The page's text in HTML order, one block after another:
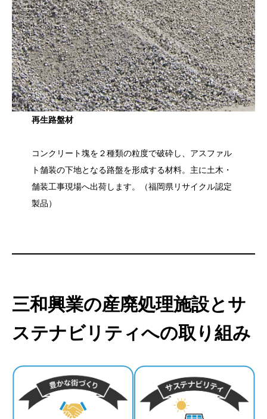
再生路盤材
コンクリート塊を２種類の粒度で破砕し、アスファル
ト舗装の下地となる路盤を形成する材料。主に土木・
舗装工事現場へ出荷します。（福岡県リサイクル認定
製品）
三和興業の産廃処理施設とサ
ステナビリティへの取り組み